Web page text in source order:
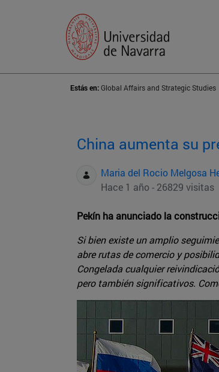
Estás en:Global Affairs and Strategic Studies
China aumenta su
Maria del Rocio Melgosa
Hace 1 año - 26829 visitas
Pekín ha anunciado la
Si bien existe un amplio
abre rutas de comercio y
Congelada cualquier
pero también significativos.